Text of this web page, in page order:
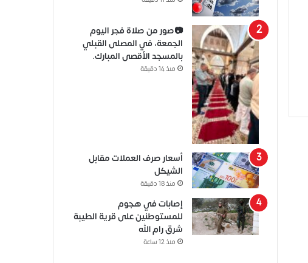
📷صور من صلاة فجر اليوم
الجمعة، في المصلى القبلي
بالمسجد الأقصى المبارك.
منذ 14 دقيقة
أسعار صرف العملات مقابل
الشيكل
منذ 18 دقيقة
إصابات في هجوم
للمستوطنين على قرية الطيبة
شرق رام الله
منذ 12 ساعة